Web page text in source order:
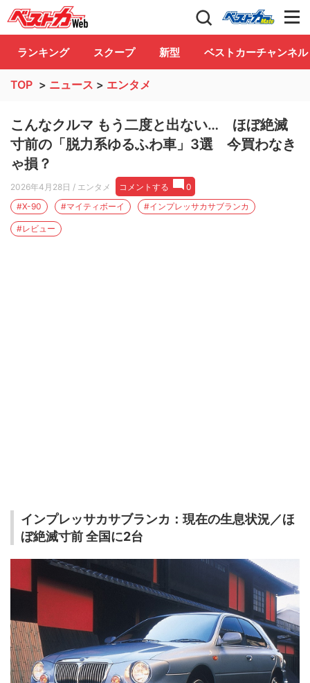
自動車情報誌「ベストカー」 Club
ランキング スクープ 新型 ベストカーチャンネル
TOP > ニュース > エンタメ
こんなクルマ もう二度と出ない… ほぼ絶滅
寸前の「脱力系ゆるふわ車」3選 今買わなき
ゃ損？
2026年4月28日 / エンタメ コメントする
0
#X-90
#マイティボーイ #インプレッサカサブランカ
#レビュー
インプレッサカサブランカ：現在の生息状況／ほ
ぼ絶滅寸前 全国に2台